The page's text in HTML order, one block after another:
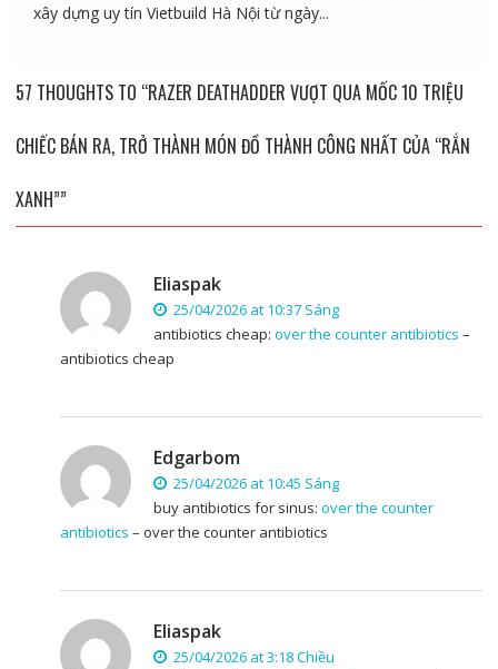
xây dựng uy tín Vietbuild Hà Nội từ ngày...
57 THOUGHTS TO “RAZER DEATHADDER VƯỢT QUA MỐC 10 TRIỆU
CHIẾC BÁN RA, TRỞ THÀNH MÓN ĐỒ THÀNH CÔNG NHẤT CỦA “RẮN
XANH””
Eliaspak
25/04/2026 at 10:37 Sáng
antibiotics cheap: over the counter antibiotics –
antibiotics cheap
Edgarbom
25/04/2026 at 10:45 Sáng
buy antibiotics for sinus: over the counter
antibiotics – over the counter antibiotics
Eliaspak
25/04/2026 at 3:18 Chiều